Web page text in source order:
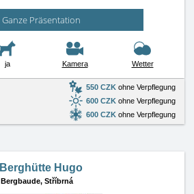
Ganze Präsentation
ja Kamera Wetter
550 CZK ohne Verpflegung
600 CZK ohne Verpflegung
600 CZK ohne Verpflegung
Berghütte Hugo
Bergbaude, Stříbrná